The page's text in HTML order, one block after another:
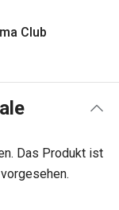
Club
Das Produkt ist